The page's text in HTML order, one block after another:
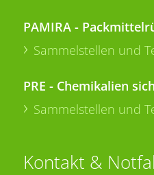
PAMIRA -
Sammelstellen und
PRE - Chemikalien
Sammelstellen und
Kontakt &